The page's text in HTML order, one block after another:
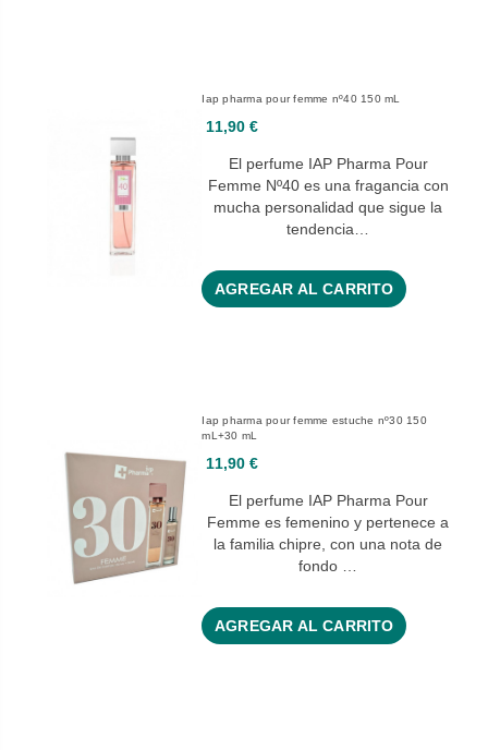
Iap pharma pour femme nº40 150 mL
11,90 €
El perfume IAP Pharma Pour
Femme Nº40 es una fragancia con
mucha personalidad que sigue la
tendencia…
AGREGAR AL CARRITO
Iap pharma pour femme estuche nº30 150
mL+30 mL
11,90 €
El perfume IAP Pharma Pour
Femme es femenino y pertenece a
la familia chipre, con una nota de
fondo …
AGREGAR AL CARRITO